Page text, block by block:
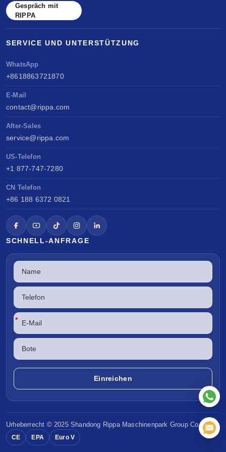
Überall verkaufen, einfach warten, langfristigen
Wert schaffen.
Gespräch mit
RIPPA
SERVICE UND UNTERSTÜTZUNG
WhatsApp
+8618863721870
E-Mail
contact@rippa.com
After-Sales
service@rippa.com
US-Telefon
+1 877-747-7280
CN Telefon
+86 188 6372 0821
SCHNELL-ANFRAGE
*
Urheberrecht © 2025 Shandong Rippa Maschinenpark Group Co. Ltd.
CE EPA Euro V